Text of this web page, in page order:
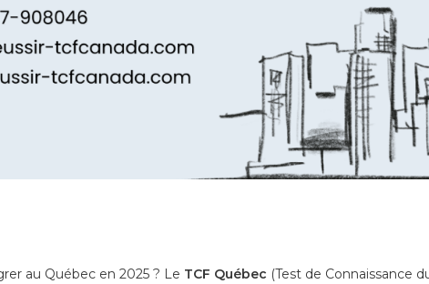
au Québec en 2025 ? Le TCF Québec (Test de Connaissance